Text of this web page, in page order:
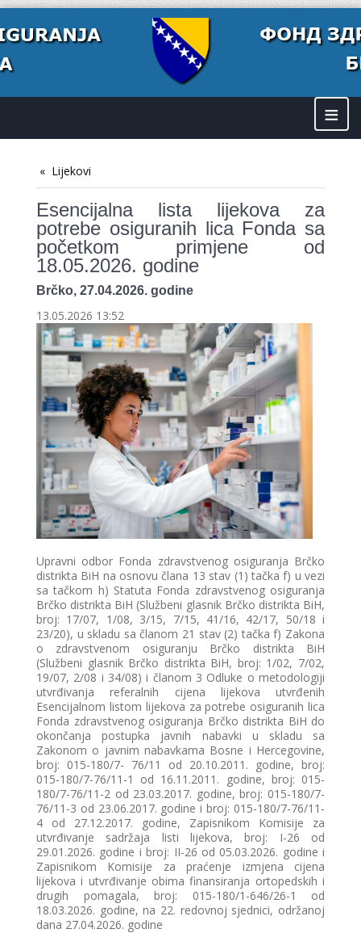
≡
Lijekovi
Esencijalna lista lijekova za
potrebe osiguranih lica Fonda sa
početkom primjene od
18.05.2026. godine
Brčko, 27.04.2026. godine
13.05.2026 13:52
Upravni odbor Fonda zdravstvenog osiguranja Brčko
distrikta BiH na osnovu člana 13 stav (1) tačka f) u vezi
sa tačkom h) Statuta Fonda zdravstvenog osiguranja
Brčko distrikta BiH (Službeni glasnik Brčko distrikta BiH,
broj: 17/07, 1/08, 3/15, 7/15, 41/16, 42/17, 50/18 i
23/20), u skladu sa članom 21 stav (2) tačka f) Zakona
o zdravstvenom osiguranju Brčko distrikta BiH
(Službeni glasnik Brčko distrikta BiH, broj: 1/02, 7/02,
19/07, 2/08 i 34/08) i članom 3 Odluke o metodologiji
utvrđivanja referalnih cijena lijekova utvrđenih
Esencijalnom listom lijekova za potrebe osiguranih lica
Fonda zdravstvenog osiguranja Brčko distrikta BiH do
okončanja postupka javnih nabavki u skladu sa
Zakonom o javnim nabavkama Bosne i Hercegovine,
broj: 015-180/7- 76/11 od 20.10.2011. godine, broj:
015-180/7-76/11-1 od 16.11.2011. godine, broj: 015-
180/7-76/11-2 od 23.03.2017. godine, broj: 015-180/7-
76/11-3 od 23.06.2017. godine i broj: 015-180/7-76/11-
4 od 27.12.2017. godine, Zapisnikom Komisije za
utvrđivanje sadržaja listi lijekova, broj: I-26 od
29.01.2026. godine i broj: II-26 od 05.03.2026. godine i
Zapisnikom Komisije za praćenje izmjena cijena
lijekova i utvrđivanje obima finansiranja ortopedskih i
drugih pomagala, broj: 015-180/1-646/26-1 od
18.03.2026. godine, na 22. redovnoj sjednici, održanoj
dana 27.04.2026. godine